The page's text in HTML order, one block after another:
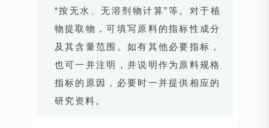
“按无水、无溶剂物计算”等。对于植
物提取物，可填写原料的指标性成分
及其含量范围。如有其他必要指标，
也可一并注明，并说明作为原料规格
指标的原因，必要时一并提供相应的
研究资料。